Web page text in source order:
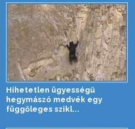
Hihetetlen ügyességű
hegymászó medvék egy
függőleges szikl...